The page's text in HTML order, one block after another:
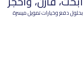
بحلول دفع وخيارات تمويل ميسرة